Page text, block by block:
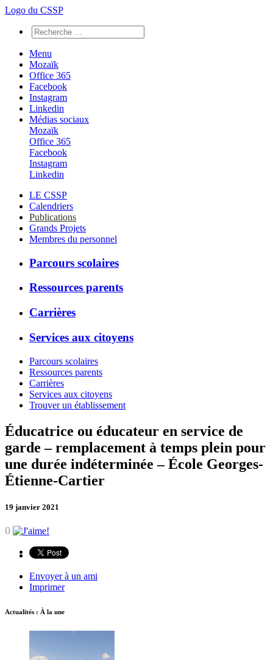
Logo du CSSP
Menu
Mozaïk
Office 365
Facebook
Instagram
Linkedin
Médias sociaux
Mozaïk
Office 365
Facebook
Instagram
Linkedin
LE CSSP
Calendriers
Publications
Grands Projets
Membres du personnel
Parcours scolaires
Ressources parents
Carrières
Services aux citoyens
Parcours scolaires
Ressources parents
Carrières
Services aux citoyens
Trouver un établissement
Éducatrice ou éducateur en service de
garde – remplacement à temps plein pour
une durée indéterminée – École Georges-
Étienne-Cartier
19 janvier 2021
0
Envoyer à un ami
Imprimer
Actualités : À la une